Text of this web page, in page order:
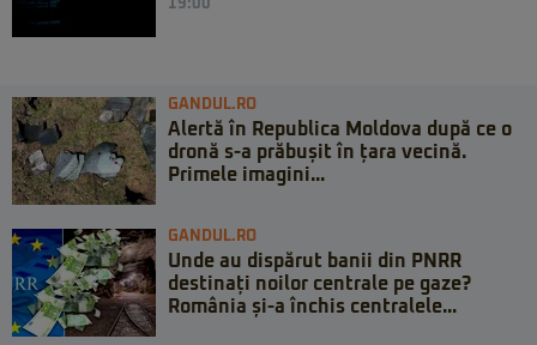
19:00
GANDUL.RO
Alertă în Republica Moldova după ce o
dronă s-a prăbușit în țara vecină.
Primele imagini...
GANDUL.RO
Unde au dispărut banii din PNRR
destinați noilor centrale pe gaze?
România și-a închis centralele...